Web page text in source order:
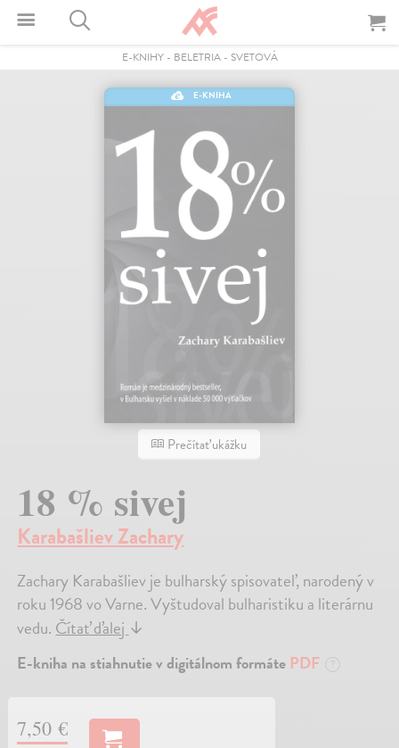
E-KNIHY- BELETRIA- SVETOVÁ
E-KNIHA
Prečítať ukážku
18 % sivej
Karabašliev Zachary
Zachary Karabašliev je bulharský spisovateľ, narodený v
roku 1968 vo Varne. Vyštudoval bulharistiku a literárnu
vedu.Čítať ďalej↓
E-kniha na stiahnutie v digitálnom formáte PDF ?
7,50 €